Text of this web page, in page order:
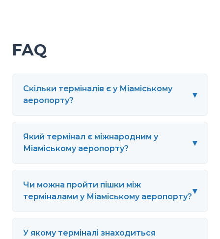
FAQ
Скільки терміналів є у Міаміському
аеропорту?
▾
Який термінал є міжнародним у
Міаміському аеропорту?
▾
Чи можна пройти пішки між
терміналами у Міаміському аеропорту?
▾
У якому терміналі знаходиться